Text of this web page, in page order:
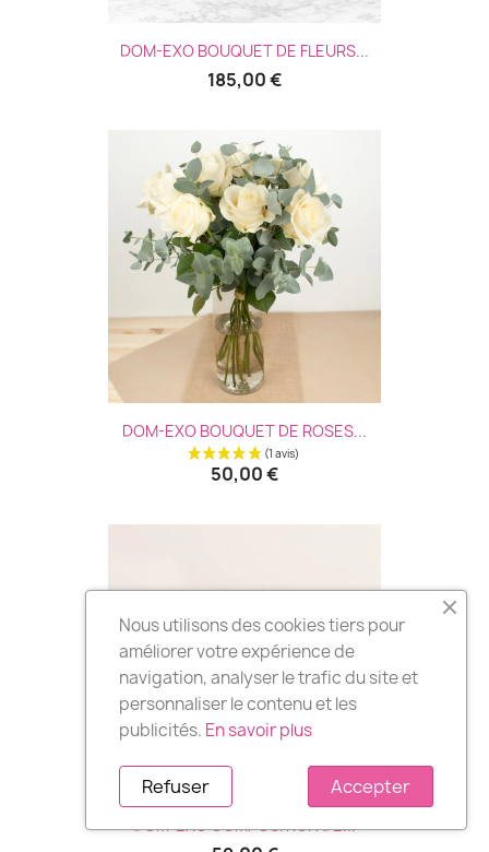
DOM-EXO BOUQUET DE FLEURS...
185,00 €
DOM-EXO BOUQUET DE ROSES...
50,00 €
DOM-EXO COMPOSITION DE...
Nous utilisons des cookies tiers pour
améliorer votre expérience de
navigation, analyser le trafic du site et
personnaliser le contenu et les
publicités. En savoir plus
Accepter
Refuser